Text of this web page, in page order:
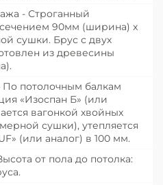
- Строганный
90мм (ширина) x
сушки. Брус с двух
из древесины
По потолочным балкам
«Изоспан Б» (или
вагонкой хвойных
сушки), утепляется
(или аналог) в 100 мм.
от пола до потолка: